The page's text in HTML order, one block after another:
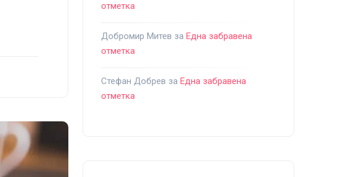
отметка
Добромир Митев за Една забравена
отметка
Стефан Добрев за Една забравена
отметка